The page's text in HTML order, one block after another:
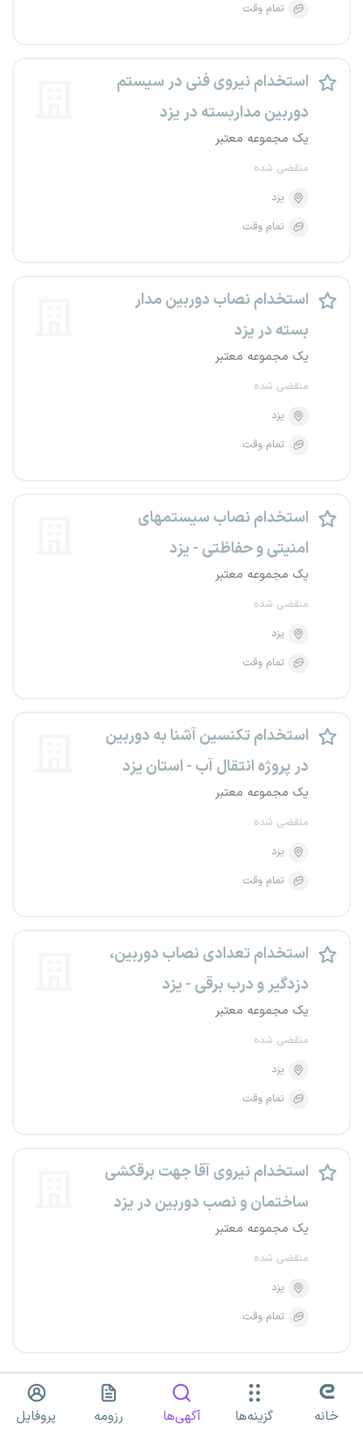
تمام وقت
استخدام نیروی فنی در سیستم
دوربین مداربسته در یزد
یک مجموعه معتبر
منقضی شده
یزد
تمام وقت
استخدام نصاب دوربین مدار
بسته در یزد
یک مجموعه معتبر
منقضی شده
یزد
تمام وقت
استخدام نصاب سیستمهای
امنیتی و حفاظتی - یزد
یک مجموعه معتبر
منقضی شده
یزد
تمام وقت
استخدام تکنسین آشنا به دوربین
در پروژه انتقال آب - استان یزد
یک مجموعه معتبر
منقضی شده
یزد
تمام وقت
استخدام تعدادی نصاب دوربین،
دزدگیر و درب برقی - یزد
یک مجموعه معتبر
منقضی شده
یزد
تمام وقت
استخدام نیروی آقا جهت برقکشی
ساختمان و نصب دوربین در یزد
یک مجموعه معتبر
منقضی شده
یزد
تمام وقت
خانه گزینه‌ها آگهی‌ها رزومه پروفایل